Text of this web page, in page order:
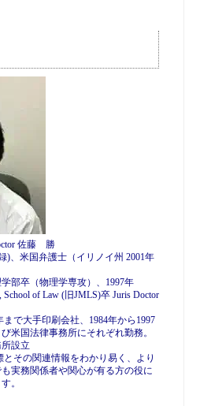
佐藤 勝
)、米国弁護士（イリノイ州 2001年
学部卒（物理学専攻）、1997年
of Law (旧JMLS)卒 Juris Doctor
まで大手印刷会社、1984年から1997
米国法律事務所にそれぞれ勤務。
設立
とその関連情報をわかり易く、より
実務関係者や関心が有る方の役に
。